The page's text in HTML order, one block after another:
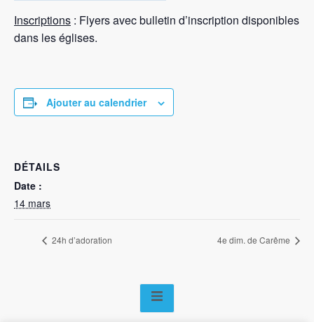
Inscriptions : Flyers avec bulletin d’inscription disponibles
dans les églises.
Ajouter au calendrier
DÉTAILS
Date :
14 mars
24h d’adoration 4e dim. de Carême